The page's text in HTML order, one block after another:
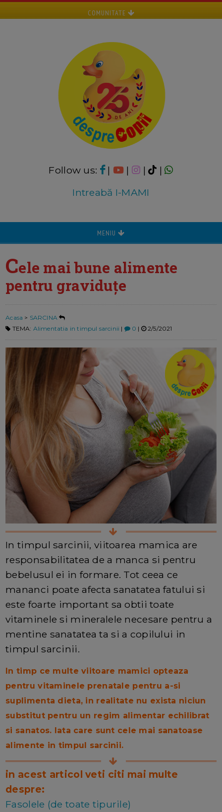
COMUNITATE
Follow us: | | |
|
Intreabă I-MAMI
MENIU
Cele mai bune alimente
pentru graviduțe
Acasa > SARCINA
TEMA: Alimentatia in timpul sarcinii | 0 | 2/5/2021
In timpul sarcinii, viitoarea mamica are
responsabilitatea de a manca si pentru
bebelusul ei in formare. Tot ceea ce
mananci poate afecta sanatatea fatului si
este foarte important sa obtii toate
vitaminele si mineralele necesare pentru a
mentine sanatatea ta si a copilului in
timpul sarcinii.
In timp ce multe viitoare mamici opteaza
pentru vitaminele prenatale pentru a-si
suplimenta dieta, in realitate nu exista niciun
substitut pentru un regim alimentar echilibrat
si sanatos. Iata care sunt cele mai sanatoase
alimente in timpul sarcinii.
in acest articol veti citi mai multe
despre:
Fasolele (de toate tipurile)